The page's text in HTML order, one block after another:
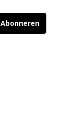
Abonneren